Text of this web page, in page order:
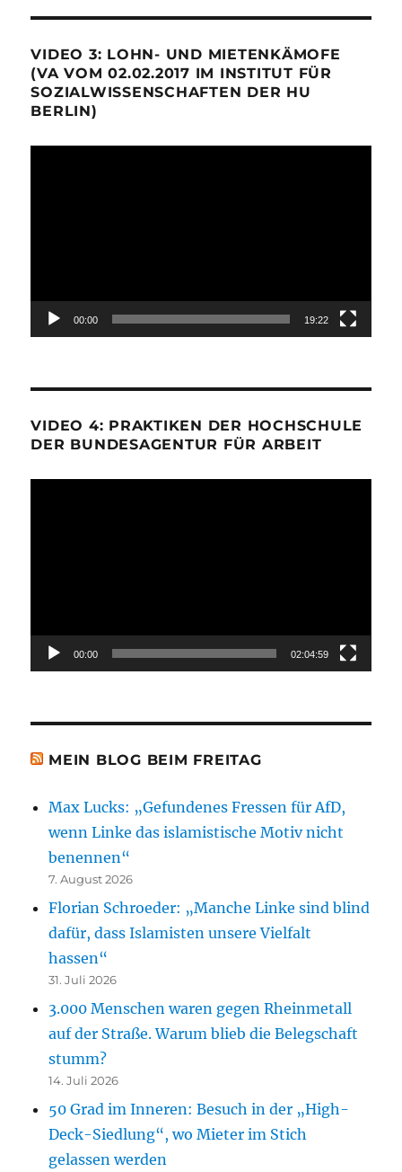
VIDEO 3: LOHN- UND MIETENKÄMOFE
(VA VOM 02.02.2017 IM INSTITUT FÜR
SOZIALWISSENSCHAFTEN DER HU
BERLIN)
00:00 19:22
VIDEO 4: PRAKTIKEN DER HOCHSCHULE
DER BUNDESAGENTUR FÜR ARBEIT
00:00 02:04:59
MEIN BLOG BEIM FREITAG
Max Lucks: „Gefundenes Fressen für AfD,
wenn Linke das islamistische Motiv nicht
benennen“
7. August 2026
Florian Schroeder: „Manche Linke sind blind
dafür, dass Islamisten unsere Vielfalt
hassen“
31. Juli 2026
3.000 Menschen waren gegen Rheinmetall
auf der Straße. Warum blieb die Belegschaft
stumm?
14. Juli 2026
50 Grad im Inneren: Besuch in der „High-
Deck-Siedlung“, wo Mieter im Stich
gelassen werden